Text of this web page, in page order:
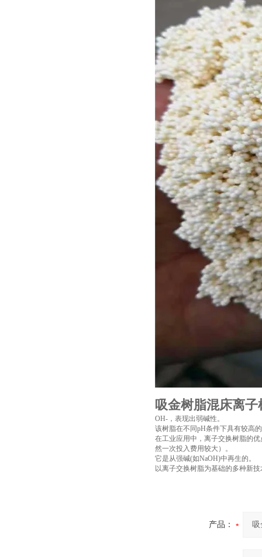
吸金树脂混床离子
OH-，表现出弱碱性。
该树脂在不同pH条件下具有较高
在工业应用中，离子交换树脂的
然一次投入费用较大）。
它是从强碱(如NaOH)中再生的。
以离子交换树脂为基础的多种新
产品：